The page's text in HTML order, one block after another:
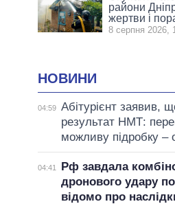
райони
жертви і
8 серпня 2026,
НОВИНИ
04:59 Абітурієнт заявив,
результат НМТ:
можливу підробку –
04:41
Рф завдала
дронового удару
відомо про